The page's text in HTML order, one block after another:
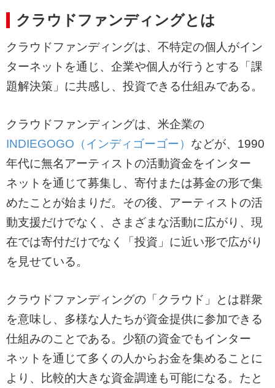
クラウドファンディングとは
クラウドファンディングは、不特定の個人がイン
ターネットを通じ、企業や個人が行うとする「課
題解決策」に共感し、投資できる仕組みである。
クラウドファンディングは、米企業の
INDIEGOGO（インディゴーゴー） などが、1990
年代に無名アーティストの活動資金をインター
ネットを通じて募集し、寄付または募金の形で集
めたことが始まりだ。その後、アーティストの活
動支援だけでなく、さまざまな活動に広がり、現
在では寄付だけでなく「投資」に近い形で広がり
を見せている。
クラウドファンディングの「クラウド」とは群衆
を意味し、多様な人たちが資金提供に参加できる
仕組みのことである。少額の資金でもインター
ネットを通じて多くの人からお金を集めることに
より、比較的大きな資金調達も可能になる。たと